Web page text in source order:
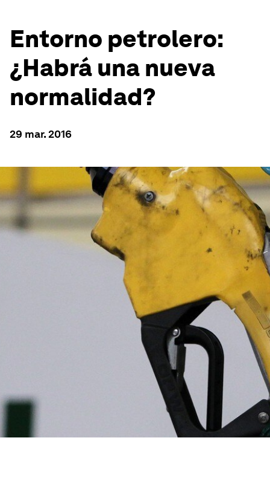
Entorno petrolero:
¿Habrá una nueva
normalidad?
29 mar. 2016